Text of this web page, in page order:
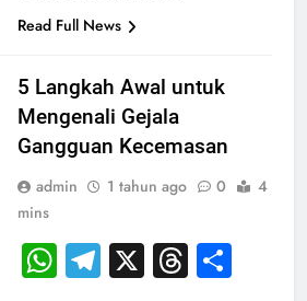
Read Full News
5 Langkah Awal untuk
Mengenali Gejala
Gangguan Kecemasan
admin 1 tahun ago 0
4
mins
WhatsApp
Telegram
X